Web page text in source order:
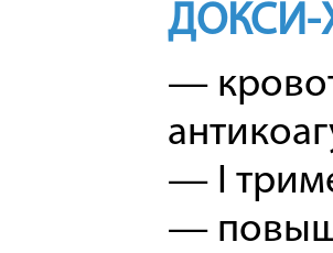
ДОКСИ-
—
— I
—